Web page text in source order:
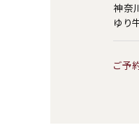
神奈
ゆり
ご予